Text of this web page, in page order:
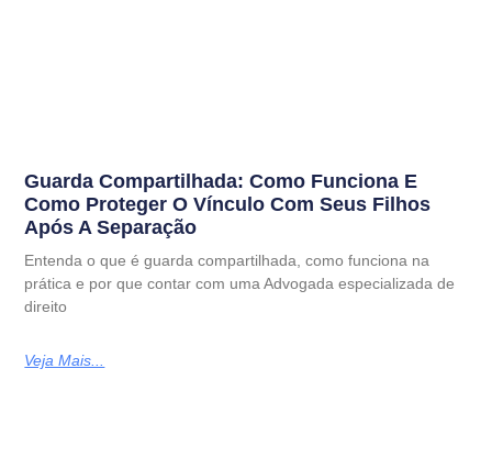
Guarda Compartilhada: Como Funciona E
Como Proteger O Vínculo Com Seus Filhos
Após A Separação
Entenda o que é guarda compartilhada, como funciona na
prática e por que contar com uma Advogada especializada de
direito
Veja Mais...